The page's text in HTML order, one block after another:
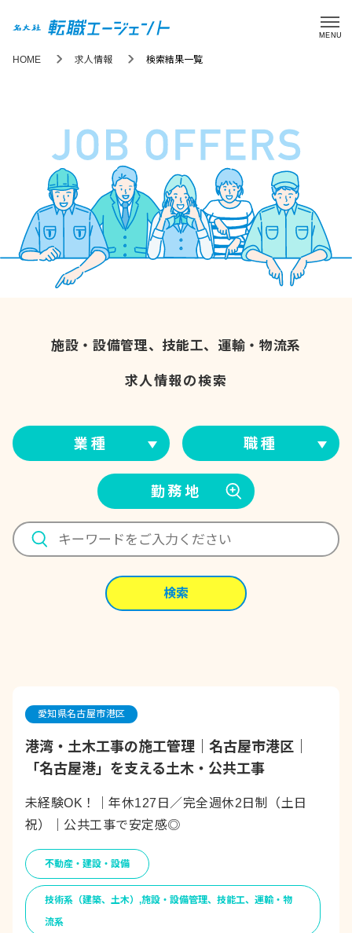
MENU
HOME 求人情報 検索結果一覧
施設・設備管理、技能工、運輸・物流系
求人情報の検索
業種 職種
勤務地
検索
愛知県名古屋市港区
港湾・土木工事の施工管理｜名古屋市港区｜
「名古屋港」を支える土木・公共工事
未経験OK！｜年休127日／完全週休2日制（土日
祝）｜公共工事で安定感◎
不動産・建設・設備
技術系（建築、土木）,施設・設備管理、技能工、運輸・物
流系